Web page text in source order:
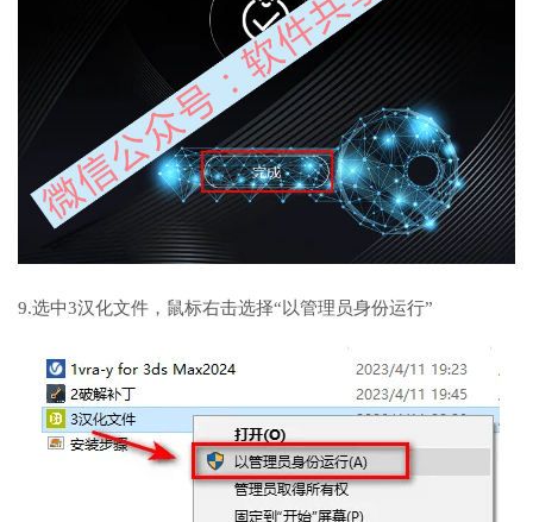
9.选中3汉化文件，鼠标右击选择“以管理员身份运行”